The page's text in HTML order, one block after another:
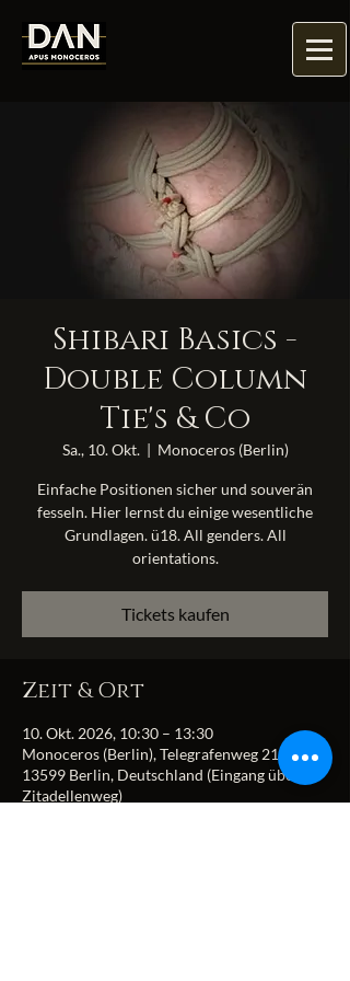
Shibari Basics -
Double Column
Tie's & Co
Sa., 10. Okt.
  |
Monoceros (Berlin)
Einfache Positionen sicher und souverän
fesseln. Hier lernst du einige wesentliche
Grundlagen. ü18. All genders. All
orientations.
Tickets kaufen
Zeit & Ort
10. Okt. 2026, 10:30 – 13:30
Monoceros (Berlin), Telegrafenweg 21,
13599 Berlin, Deutschland (Eingang über
Zitadellenweg)